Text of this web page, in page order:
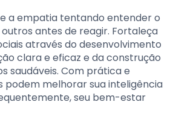
a empatia tentando entender o
antes de reagir. Fortaleça
através do desenvolvimento
clara e eficaz e da construção
saudáveis. Com prática e
podem melhorar sua inteligência
seu bem-estar